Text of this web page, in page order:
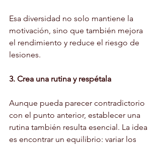
Esa diversidad no solo mantiene la
motivación, sino que también mejora
el rendimiento y reduce el riesgo de
lesiones.
3. Crea una rutina y respétala
Aunque pueda parecer contradictorio
con el punto anterior, establecer una
rutina también resulta esencial. La idea
es encontrar un equilibrio: variar los